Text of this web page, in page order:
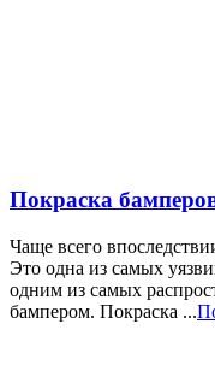
Покраска
Чаще всего
Это одна из самых
одним из самых
бампером. Покраска ...